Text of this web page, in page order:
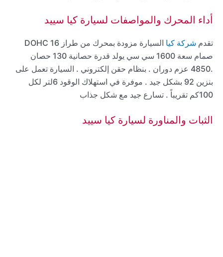
أداء المحرك والمواصفات لسيارة كيا سييد
تقدم شركة كيا
السيارة مزودة بمحرك من طراز DOHC 16
صمام سعة 1600 سي سي يولد قدرة حصانية 130 حصان
.4850 عزم دوران . بنظام حقن إلكتروني . السيارة تعمل على
بنزين 92 بشكل جيد . موفرة في استهلاك الوقود 6لتر لكل
100كم تقريباً . تسارع جيد مع شكل جذاب
الثبات والمناورة لسيارة كيا سييد